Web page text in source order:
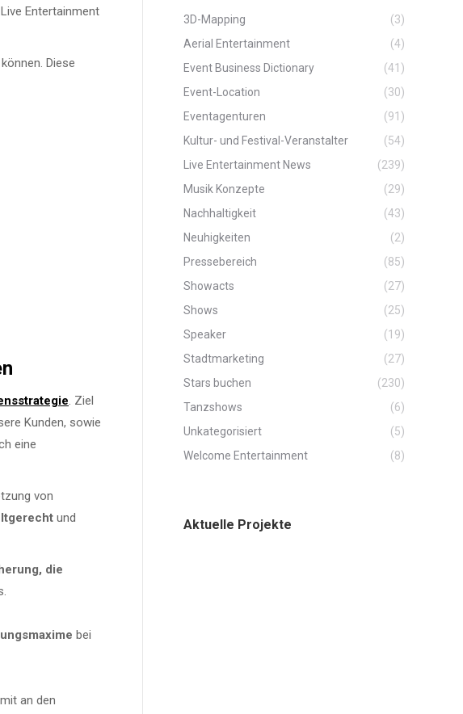
Entertainment
Diese
. Ziel
Kunden, sowie
eine
von
und
die
bei
an den
3D-Mapping
(3)
Aerial Entertainment
(4)
Event Business Dictionary
(41)
Event-Location
(30)
Eventagenturen
(91)
Kultur- und Festival-Veranstalter
(54)
Live Entertainment News
(239)
Musik Konzepte
(29)
Nachhaltigkeit
(43)
Neuhigkeiten
(2)
Pressebereich
(85)
Showacts
(27)
Shows
(25)
Speaker
(19)
Stadtmarketing
(27)
Stars buchen
(230)
Tanzshows
(6)
Unkategorisiert
(5)
Welcome Entertainment
(8)
Aktuelle Projekte